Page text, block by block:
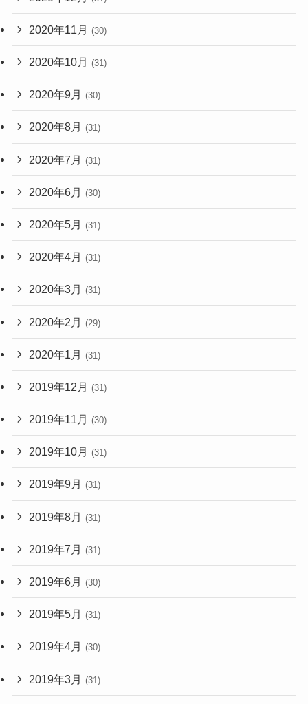
2020年11月 (30)
2020年10月 (31)
2020年9月 (30)
2020年8月 (31)
2020年7月 (31)
2020年6月 (30)
2020年5月 (31)
2020年4月 (31)
2020年3月 (31)
2020年2月 (29)
2020年1月 (31)
2019年12月 (31)
2019年11月 (30)
2019年10月 (31)
2019年9月 (31)
2019年8月 (31)
2019年7月 (31)
2019年6月 (30)
2019年5月 (31)
2019年4月 (30)
2019年3月 (31)